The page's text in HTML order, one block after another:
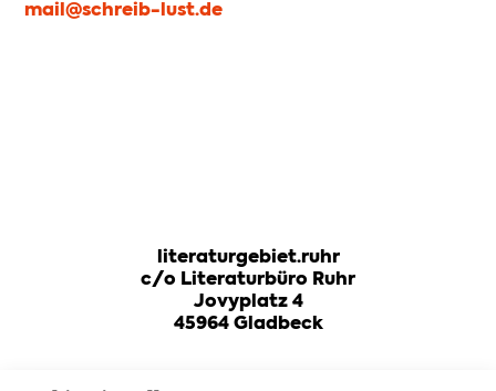
mail@schreib-lust.de
literaturgebiet.ruhr
c/o Literaturbüro Ruhr
Jovyplatz 4
45964 Gladbeck